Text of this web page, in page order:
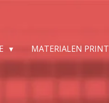
MATERIALEN PRINT